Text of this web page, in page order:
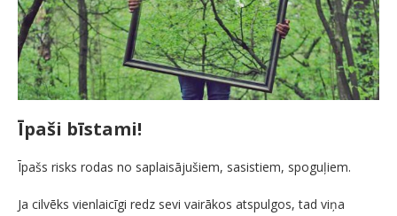
Īpaši bīstami!
Īpašs risks rodas no saplaisājušiem, sasistiem, spoguļiem.
Ja cilvēks vienlaicīgi redz sevi vairākos atspulgos, tad viņa